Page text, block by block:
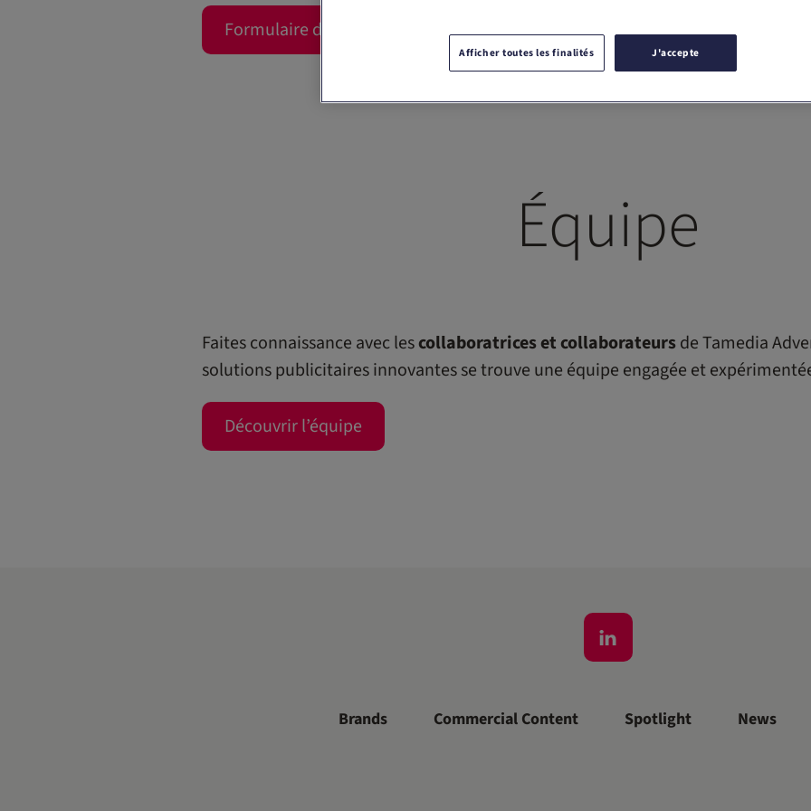
Formulaire de contact
Équipe
Faites connaissance avec lescollaboratrices et collaborateursde Tamedia
solutions publicitaires innovantes se trouve une équipe engagée et
Découvrir l’équipe
Brands Commercial Content Spotlight News
Afficher toutes les finalités J'accepte